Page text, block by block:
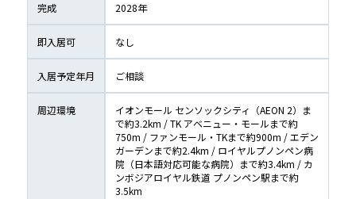
完成 2028年
即入居可 なし
入居予定年月 ご相談
周辺環境
イオンモール センソックシティ（AEON 2）ま
で約3.2km / TK アベニュー・モールまで約
750m / ファンモール・TKまで約900m / エデン
ガーデンまで約2.4km / ロイヤルプノンペン病
院（日本語対応可能な病院）まで約3.4km / カ
ンボジアロイヤル鉄道 プノンペン駅まで約
3.5km